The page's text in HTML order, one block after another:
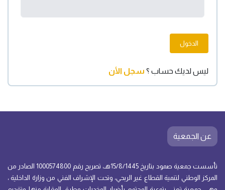
الدخول
ليس لديك حساب ؟ سجل الأن
عن الجمعية
تأسست جمعية صمود بتاريخ 15/8/1445هـ، تصريح رقم 1000574800 الصادر من
المركز الوطني لتنمية القطاع غير الربحي، وتحت الإشراف الفني من وزارة الداخلية ،